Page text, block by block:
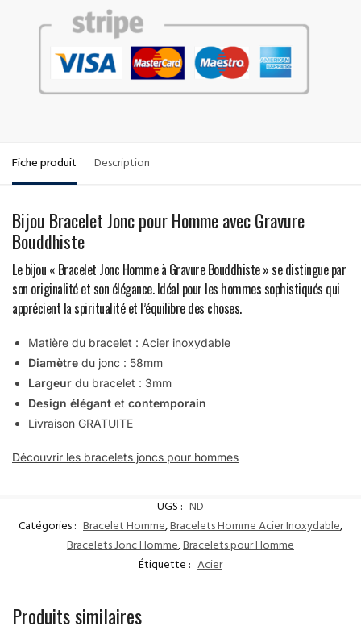
Fiche produit Description
Bijou Bracelet Jonc pour Homme avec Gravure
Bouddhiste
Le bijou « Bracelet Jonc Homme à Gravure Bouddhiste » se distingue par
son originalité et son élégance. Idéal pour les hommes sophistiqués qui
apprécient la spiritualité et l’équilibre des choses.
Matière du bracelet : Acier inoxydable
Diamètre du jonc : 58mm
Largeur du bracelet : 3mm
Design élégant et contemporain
Livraison GRATUITE
Découvrir les bracelets joncs pour hommes
UGS : ND
Catégories : Bracelet Homme,Bracelets Homme Acier Inoxydable,
Bracelets Jonc Homme,Bracelets pour Homme
Étiquette : Acier
Produits similaires